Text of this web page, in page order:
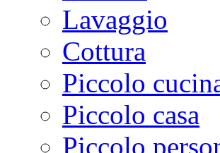
Lavaggio
Cottura
Piccolo
Piccolo casa
Piccolo